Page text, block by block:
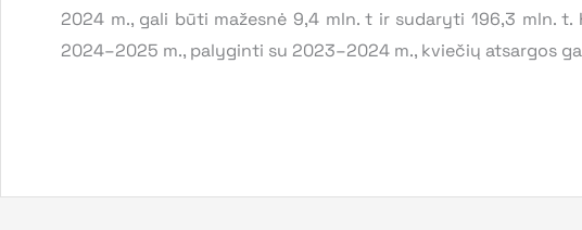
2024 m., gali būti mažesnė 9,4 mln. t ir sudaryti 196,3 mln.
2024–2025 m., palyginti su 2023–2024 m., kviečių atsargos